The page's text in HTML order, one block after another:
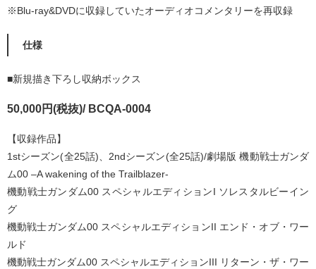
※Blu-ray&DVDに収録していたオーディオコメンタリーを再収録
仕様
■新規描き下ろし収納ボックス
50,000円(税抜)/ BCQA-0004
【収録作品】
1stシーズン(全25話)、2ndシーズン(全25話)/劇場版 機動戦士ガンダ
ム00 –A wakening of the Trailblazer-
機動戦士ガンダム00 スペシャルエディションI ソレスタルビーイン
グ
機動戦士ガンダム00 スペシャルエディションII エンド・オブ・ワー
ルド
機動戦士ガンダム00 スペシャルエディションIII リターン・ザ・ワー